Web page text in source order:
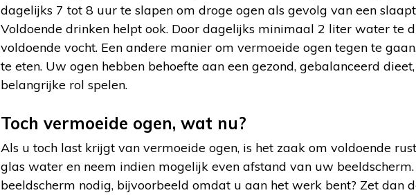
dagelijks 7 tot 8 uur te slapen om droge ogen als gevolg van een
Voldoende drinken helpt ook. Door dagelijks minimaal 2 liter water te
voldoende vocht. Een andere manier om vermoeide ogen tegen te
te eten. Uw ogen hebben behoefte aan een gezond, gebalanceerd
belangrijke rol spelen.
Toch vermoeide ogen, wat nu?
Als u toch last krijgt van vermoeide ogen, is het zaak om voldoende
glas water en neem indien mogelijk even afstand van uw
beeldscherm nodig, bijvoorbeeld omdat u aan het werk bent? Zet dan